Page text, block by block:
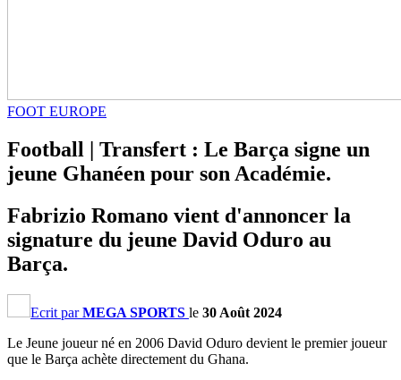
FOOT EUROPE
Football | Transfert : Le Barça signe un
jeune Ghanéen pour son Académie.
Fabrizio Romano vient d'annoncer la
signature du jeune David Oduro au
Barça.
Ecrit parMEGA SPORTS le 30 Août 2024
Le Jeune joueur né en 2006 David Oduro devient le premier joueur
que le Barça achète directement du Ghana.